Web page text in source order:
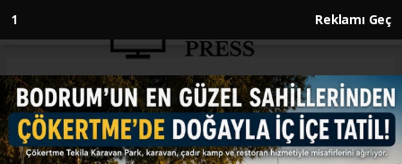
Anasayfa GÜNDEM
Türksat 6A kalıcı yörüngesine
ulaştı